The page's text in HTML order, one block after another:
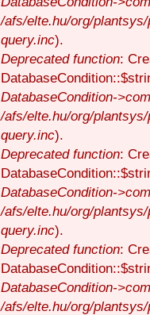
/afs/elte.hu/org/
query.inc).
Deprecated function:
DatabaseCondition-
/afs/elte.hu/org/
query.inc).
Deprecated function:
DatabaseCondition-
/afs/elte.hu/org/
query.inc).
Deprecated function:
DatabaseCondition-
/afs/elte.hu/org/